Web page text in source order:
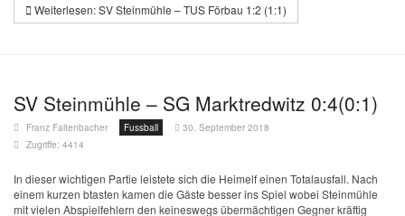
Weiterlesen: SV Steinmühle – TUS Förbau 1:2 (1:1)
SV Steinmühle – SG Marktredwitz 0:4(0:1)
Franz Faltenbacher Fussball
30. September 2018
Zugriffe: 4414
In dieser wichtigen Partie leistete sich die Heimelf einen Totalausfall. Nach
einem kurzen btasten kamen die Gäste besser ins Spiel wobei Steinmühle
mit vielen Abspielfehlern den keineswegs übermächtigen Gegner kräftig